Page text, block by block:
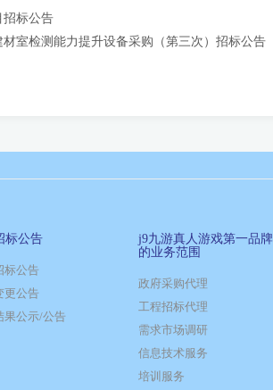
招标公告
室检测能力提升设备采购（第三次）招标公告
标公告
标公告
更公告
果公示/公告
j9九游真人游戏第一品牌
的业务范围
政府采购代理
工程招标代理
需求市场调研
信息技术服务
培训服务